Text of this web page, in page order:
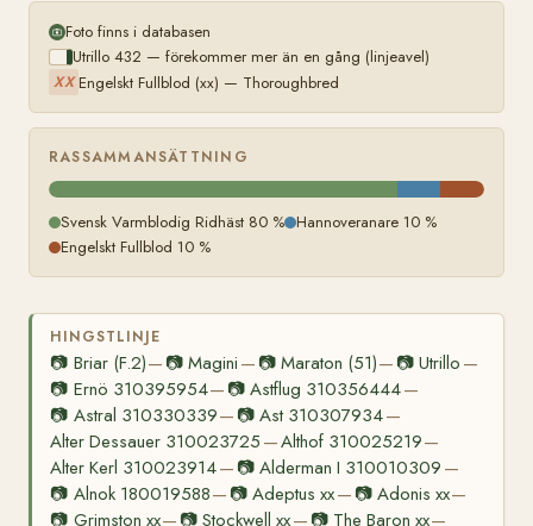
Foto finns i databasen
Utrillo 432 — förekommer mer än en gång (linjeavel)
XX Engelskt Fullblod (xx) — Thoroughbred
RASSAMMANSÄTTNING
Svensk Varmblodig Ridhäst 80 % Hannoveranare 10 %
Engelskt Fullblod 10 %
HINGSTLINJE
📷 Briar (F.2)— 📷Magini — 📷 Maraton (51)— 📷 Utrillo —
📷 Ernö 310395954— 📷Astflug 310356444—
📷 Astral 310330339— 📷Ast 310307934—
Alter Dessauer 310023725 —Althof 310025219—
Alter Kerl 310023914— 📷Alderman I 310010309 —
📷 Alnok 180019588— 📷Adeptus xx— 📷 Adonis xx—
📷 Grimston xx— 📷Stockwell xx— 📷 The Baron xx—